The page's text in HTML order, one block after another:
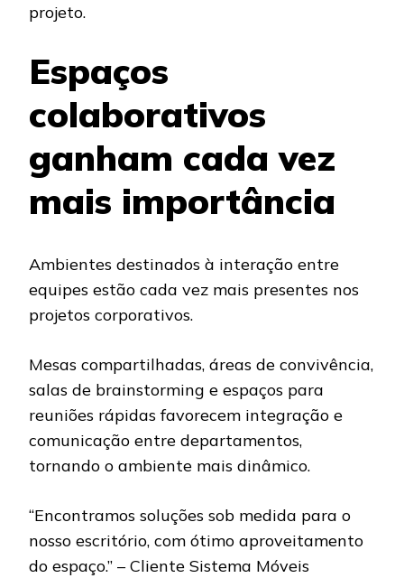
projeto.
Espaços
colaborativos
ganham cada vez
mais importância
Ambientes destinados à interação entre
equipes estão cada vez mais presentes nos
projetos corporativos.
Mesas compartilhadas, áreas de convivência,
salas de brainstorming e espaços para
reuniões rápidas favorecem integração e
comunicação entre departamentos,
tornando o ambiente mais dinâmico.
“Encontramos soluções sob medida para o
nosso escritório, com ótimo aproveitamento
do espaço.” – Cliente Sistema Móveis